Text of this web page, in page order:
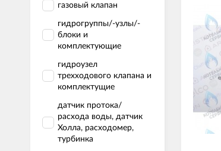
газовый клапан
гидрогруппы/-узлы/-
блоки и
комплектующие
гидроузел
трехходового клапана и
комплектущие
датчик протока/
расхода воды, датчик
Холла, расходомер,
турбинка